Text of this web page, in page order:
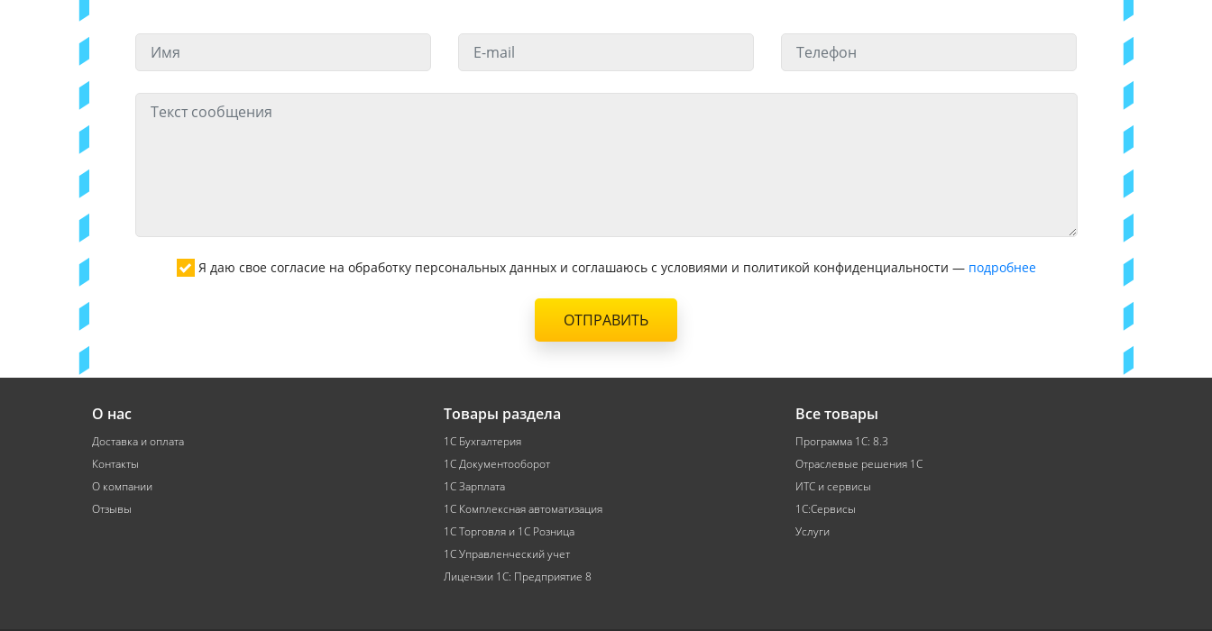
Я даю свое согласие на обработку персональных данных и соглашаюсь с условиями и политикой конфиденциальности — подробнее
ОТПРАВИТЬ
О нас
Доставка и оплата
Контакты
О компании
Отзывы
Товары раздела
1С Бухгалтерия
1С Документооборот
1С Зарплата
1С Комплексная автоматизация
1С Торговля и 1С Розница
1С Управленческий учет
Лицензии 1С: Предприятие 8
Все товары
Программа 1С: 8.3
Отраслевые решения 1С
ИТС и сервисы
1С:Сервисы
Услуги